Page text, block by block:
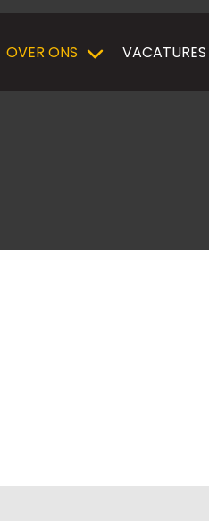
OVER ONS VACATURES